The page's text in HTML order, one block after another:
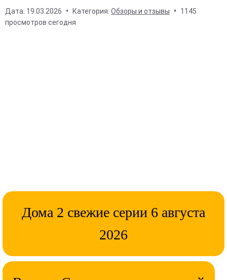
Дата: 19.03.2026 Категория: Обзоры и отзывы
1145
просмотров сегодня
Дома 2 свежие серии 6 августа
2026